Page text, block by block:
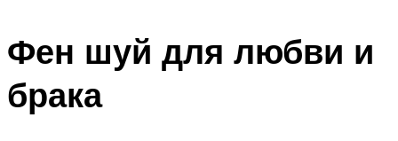
Фен шуй для любви и
брака